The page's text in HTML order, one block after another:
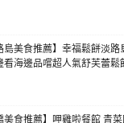
島美食推薦】幸福鬆餅淡
看海邊品嚐超人氣舒芙蕾鬆
美食推薦】呷雞啦餐館 青